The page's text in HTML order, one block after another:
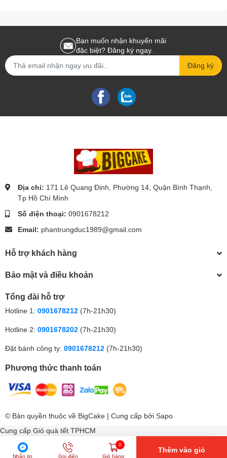
Bạn muốn nhận khuyến mãi
đặc biệt? Đăng ký ngay.
Đăng ký
Địa chỉ: 171 Lê Quang Định, Phường 14, Quận Bình Thạnh,
Tp Hồ Chí Minh
Số điện thoại: 0901678212
Email: phantrungduc1989@gmail.com
Hỗ trợ khách hàng
Bảo mật và điều khoản
Tổng đài hỗ trợ
Hotline 1: 0901678212 (7h-21h30)
Hotline 2: 0901678202 (7h-21h30)
Đặt bánh công ty: 0901678212 (7h-21h30)
Phương thức thanh toán
© Bản quyền thuộc về BigCake | Cung cấp bởi Sapo
Cung cấp Giỏ quà tết TPHCM
Nhắn tin Gọi điện
0
Giỏ hàng
Thêm vào giỏ